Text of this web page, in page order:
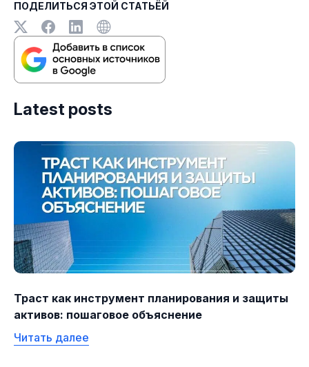
ПОДЕЛИТЬСЯ ЭТОЙ СТАТЬЁЙ
Latest posts
Траст как инструмент планирования и защиты
активов: пошаговое объяснение
Читать далее